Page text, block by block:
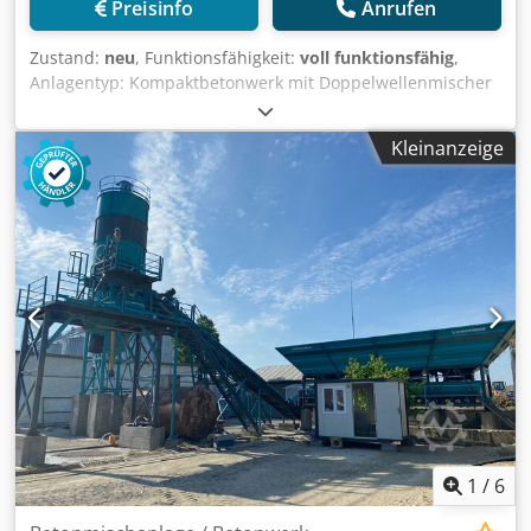
Vorbeschickungssystem auf eine Zufahrtsrampe verzichtet,
Modernste elektronische Komponenten der Marken
SIEMENS & SCHNEIDER, ein leistungsstarkes SPS-
Automatisierungssystem und eine benutzerfreundliche
Steuerungssoftware ermöglichen es dem Bedienpersonal,
den gesamten Produktionsprozess sicher und effizient
über eine zentrale Bedienoberfläche zu steuern.
Stationary-120 – Technische Daten der stationären
Betonmischanlage: • Produktionskapazität: 120 m³/h •
Eigengewicht: 58 Tonnen (ohne Zementsilo) •
Gesamtmotorleistung: 205 kW Dksdpfxoxp U Ifo Ah Djr •
Erforderliche Generatorleistung: 300 kVA • Mischertyp:
Doppelwellenmischer • Arbeitsfläche: 700 m² •
Zuschlagstoffbunker: 4 x 30 m³ • Zuschlagstoff-
Wagebunker: 4,5 m³ • Zuschlagstoff-Förderband: 1.000 x
26.500 mm • Mischer-Nassbetonvolumen: 3 m³ •
Zementwagebunker: 1.800 kg • Wasserwagebunker: 1.000
Liter • Zusatzmittelwaage: 100 Liter • Luftkompressor: 500
Liter, 5,5 kW • Zementsilo: 100 – 500 Tonnen • Steuerung:
Vollautomatisch Warum sollten Sie sich für die FIXED 120 |
Preisinfo Anrufen
Zustand: neu, Funktionsfähigkeit: voll funktionsfähig,
Anlagentyp: Kompaktbetonwerk mit Doppelwellenmischer
Anlagenleistung: 100 m³/h Frischbeton Dodpfx Ahewhvwho
Dokr Mischerleistung: 3000/2000 l (2 m³ Pressbeton)
Zentralschmieranlage: ILC (Made in Italy) Steuerung:
Vollautomatische PC-SPS-Drucker-Steuerung Elektronik:
Siemens Weitere Ausstattung und Zubehör: Italienisch
Unbegrenzte Benutzeranzahl und Fernzugriff Sehr
niedrige Transportkosten: nur ein Container. Die
Installation und Inbetriebnahme der Anlage liegt in
unserer Verantwortung. Wir bieten einen exzellenten
Kundendienst. 24/7-Service Wir exportieren über 1000
Betonmischanlagen in über 90 Länder weltweit. *
NIEDRIGE VERSANDKOSTEN (nur zwei 40-Fuß-OT-Container
oder zwei Standardanhänger) * SCHNELLE INSTALLATION *
EINFACHE UND EINFACHE BEDIENUNG
Kleinanzeige
1 / 6